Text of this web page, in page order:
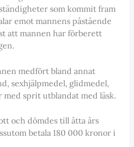
som kommit fram
emot mannens påstående
att mannen har förberett
medfört bland annat
sexhjälpmedel, glidmedel,
med sprit utblandat med läsk.
och dömdes till åtta års
betala 180 000 kronor i